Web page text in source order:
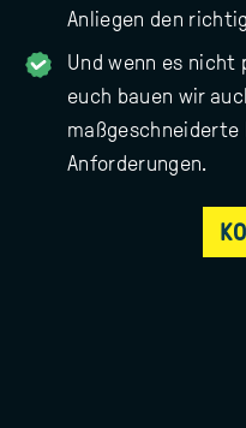
Anliegen den
Und wenn es nicht
euch bauen wir
maßgeschneiderte
Anforderungen.